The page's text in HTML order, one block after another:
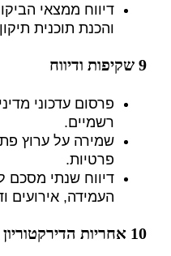
דיווח ממצאי
והכנת תוכנית
9 שקיפות ודיווח
פרסום עדכוני
רשמיים.
שמירה על ערוץ
פרטיות.
דיווח שנתי מסכם
העמידה, אירועים
10 אחריות הדירקטוריון וההנהלה